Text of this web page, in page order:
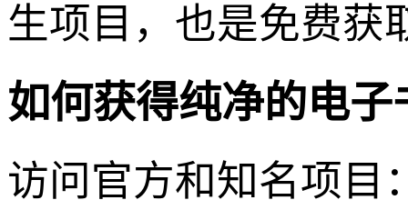
生项目，也是免费获
如何获得纯净的电子
访问官方和知名项目